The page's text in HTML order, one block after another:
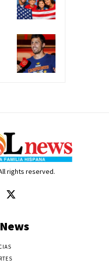
rights reserved.